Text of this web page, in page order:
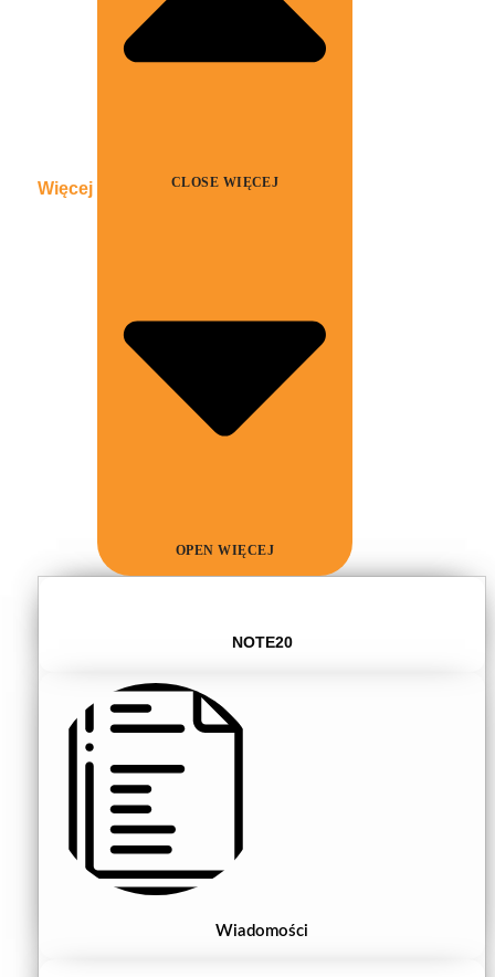
Więcej CLOSE WIĘCEJ
OPEN WIĘCEJ
NOTE20
Wiadomości